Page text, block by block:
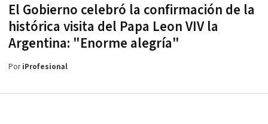
El Gobierno celebró la confirmación de la
histórica visita del Papa Leon VIV la
Argentina: "Enorme alegría"
PoriProfesional